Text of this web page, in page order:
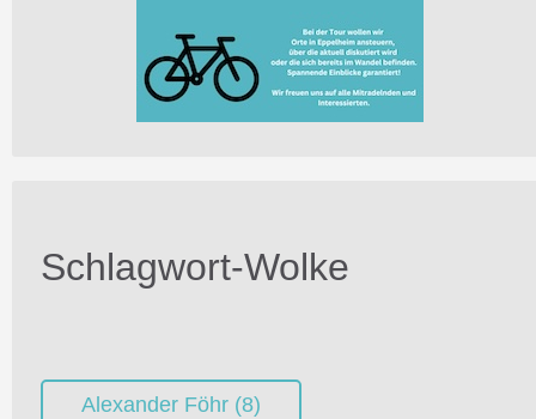
Schlagwort-Wolke
Alexander Föhr (8)